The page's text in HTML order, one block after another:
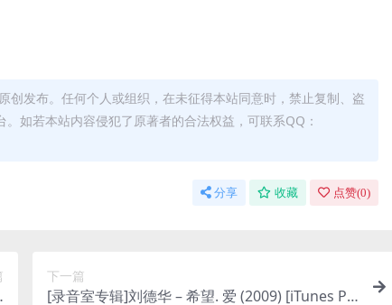
创发布。任何个人或组织，在未征得本站同意时，禁止复制、盗
如若本站内容侵犯了原著者的合法权益，可联系QQ：
分享 收藏 点赞(0)
下一篇
[录音室专辑]刘德华 – 希望. 爱 (2009) [iTunes Pl